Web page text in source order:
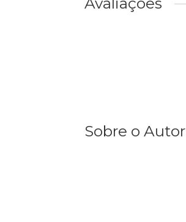
Sobre o Autor